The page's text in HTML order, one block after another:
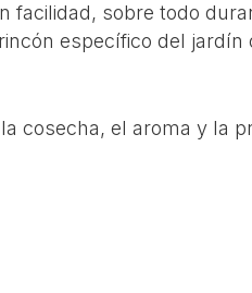
facilidad, sobre todo
específico del jardín
cosecha, el aroma y la